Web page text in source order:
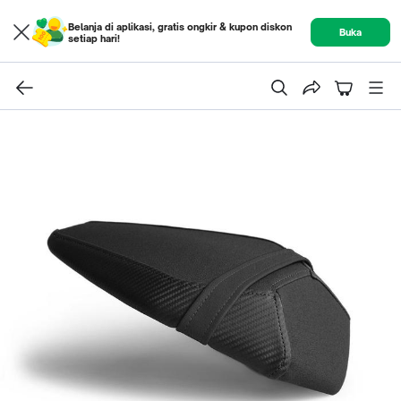
Belanja di aplikasi, gratis ongkir & kupon diskon
setiap hari!
Buka